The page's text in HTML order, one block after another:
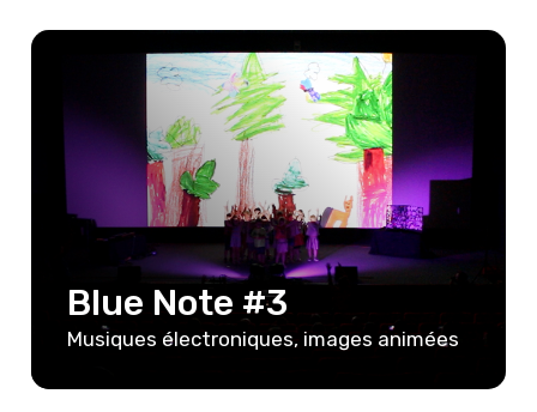
Blue Note #3
Musiques électroniques, images animées